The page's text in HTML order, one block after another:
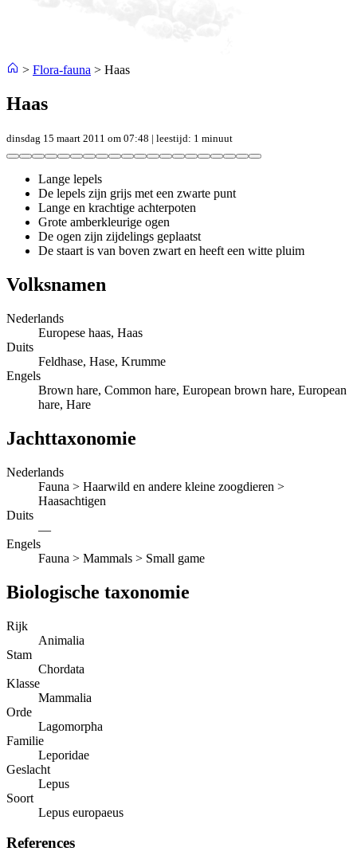
> Flora-fauna > Haas
Haas
dinsdag 15 maart 2011 om 07:48 | leestijd: 1 minuut
Lange lepels
De lepels zijn grijs met een zwarte punt
Lange en krachtige achterpoten
Grote amberkleurige ogen
De ogen zijn zijdelings geplaatst
De staart is van boven zwart en heeft een witte pluim
Volksnamen
Nederlands
Europese haas, Haas
Duits
Feldhase, Hase, Krumme
Engels
Brown hare, Common hare, European brown hare, European
hare, Hare
Jachttaxonomie
Nederlands
Fauna > Haarwild en andere kleine zoogdieren >
Haasachtigen
Duits
—
Engels
Fauna > Mammals > Small game
Biologische taxonomie
Rijk
Animalia
Stam
Chordata
Klasse
Mammalia
Orde
Lagomorpha
Familie
Leporidae
Geslacht
Lepus
Soort
Lepus europaeus
References